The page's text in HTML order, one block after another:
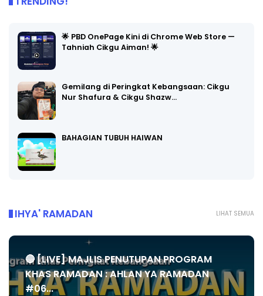
🌟 PBD OnePage Kini di Chrome Web Store —
Tahniah Cikgu Aiman! 🌟
Gemilang di Peringkat Kebangsaan: Cikgu
Nur Shafura & Cikgu Shazw…
BAHAGIAN TUBUH HAIWAN
LIHAT SEMUA
IHYA' RAMADAN
🔴 [LIVE] MAJLIS PENUTUPAN PROGRAM
KHAS RAMADAN : AHLAN YA RAMADAN
#06...